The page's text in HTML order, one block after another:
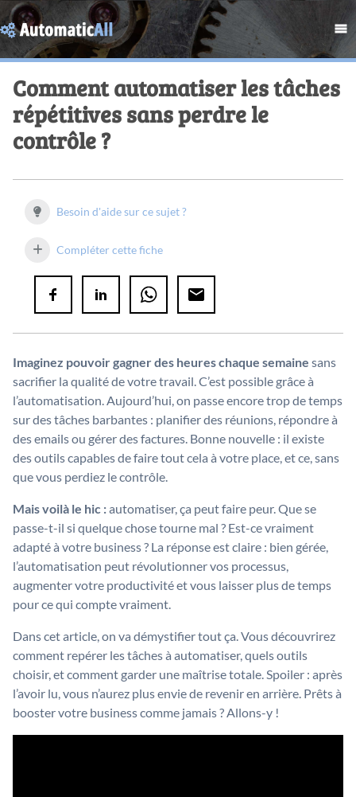
Comment automatiser les tâches
répétitives sans perdre le
contrôle ?
Besoin d'aide sur ce sujet ?
Compléter cette fiche
Imaginez pouvoir gagner des heures chaque semaine sans
sacrifier la qualité de votre travail. C’est possible grâce à
l’automatisation. Aujourd’hui, on passe encore trop de temps
sur des tâches barbantes : planifier des réunions, répondre à
des emails ou gérer des factures. Bonne nouvelle : il existe
des outils capables de faire tout cela à votre place, et ce, sans
que vous perdiez le contrôle.
Mais voilà le hic :automatiser, ça peut faire peur. Que se
passe-t-il si quelque chose tourne mal ? Est-ce vraiment
adapté à votre business ? La réponse est claire : bien gérée,
l’automatisation peut révolutionner vos processus,
augmenter votre productivité et vous laisser plus de temps
pour ce qui compte vraiment.
Dans cet article, on va démystifier tout ça. Vous découvrirez
comment repérer les tâches à automatiser, quels outils
choisir, et comment garder une maîtrise totale. Spoiler : après
l’avoir lu, vous n’aurez plus envie de revenir en arrière. Prêts à
booster votre business comme jamais ? Allons-y !